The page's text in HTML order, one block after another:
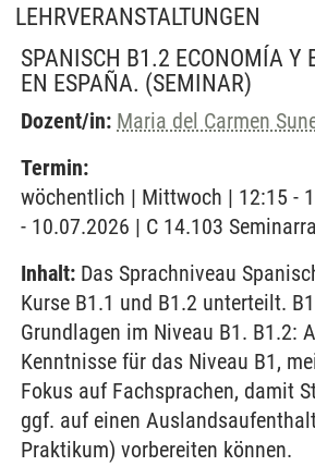
LEHRVERANSTALTUNGEN
SPANISCH B1.2 ECONOMÍA Y
EN ESPAÑA. (SEMINAR)
Dozent/in: Maria del Carmen
Termin:
wöchentlich | Mittwoch | 12:15 -
- 10.07.2026 | C 14.103
Inhalt: Das Sprachniveau
Kurse B1.1 und B1.2 unterteilt.
Grundlagen im Niveau B1. B1.2:
Kenntnisse für das Niveau B1,
Fokus auf Fachsprachen, damit
ggf. auf einen
Praktikum) vorbereiten können.